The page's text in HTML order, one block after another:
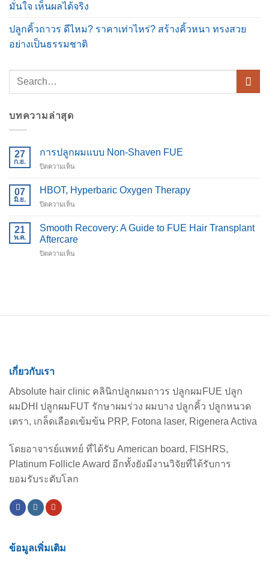
มั่นใจ เห็นผลได้จริง
ปลูกคิ้วถาวร ดีไหม? ราคาเท่าไหร่? สร้างคิ้วหนา ทรงสวย
อย่างเป็นธรรมชาติ
บทความล่าสุด
27
ก.ย.
การปลูกผมแบบ Non-Shaven FUE
ปิดความเห็นบน
ปลูก
ผม
แบบ
Shaven
FUE
07
มิ.ย.
HBOT, Hyperbaric Oxygen Therapy
ปิดความเห็นบน
Hyperbaric
Therapy
21
พ.ค.
Smooth Recovery: A Guide to FUE Hair Transplant
Aftercare
ปิดความเห็นบน
FUE
เกี่ยวกับเรา
Absolute hair clinic คลินิกปลูกผมถาวร ปลูกผมFUE ปลูก
ผมDHI ปลูกผมFUT รักษาผมร่วง ผมบาง ปลูกคิ้ว ปลูกหนวด
เตรา, เกล็ดเลือดเข้มข้น PRP, Fotona laser, Rigenera Activa
โดยอาจารย์แพทย์ ที่ได้รับ American board, FISHRS,
Platinum Follicle Award อีกทั้งยังมีงานวิจัยที่ได้รับการ
ยอมรับระดับโลก
ข้อมูลเพิ่มเติม